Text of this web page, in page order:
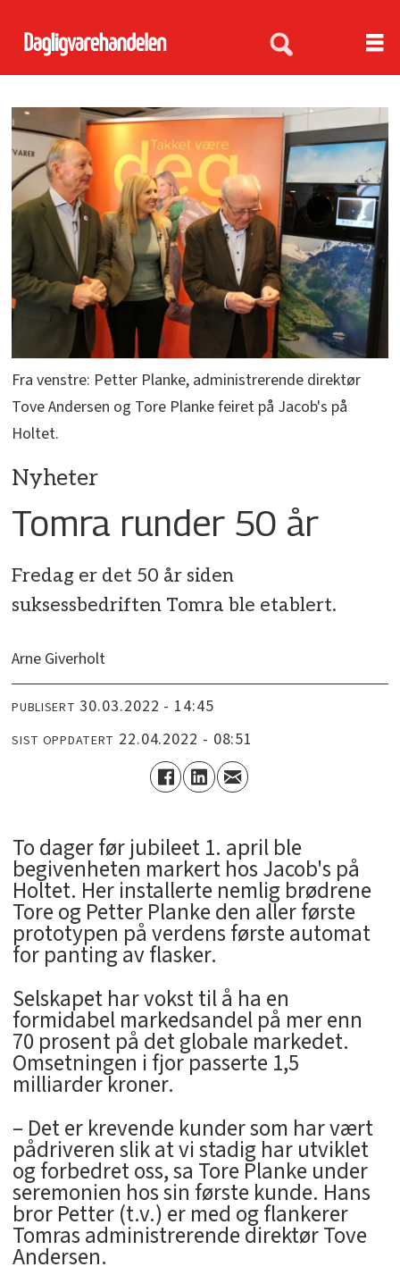
Fra venstre: Petter Planke, administrerende direktør
Tove Andersen og Tore Planke feiret på Jacob's på
Holtet.
Nyheter
Tomra runder 50 år
Fredag er det 50 år siden
suksessbedriften Tomra ble etablert.
Arne Giverholt
PUBLISERT 30.03.2022 - 14:45
SIST OPPDATERT 22.04.2022 - 08:51
To dager før jubileet 1. april ble
begivenheten markert hos Jacob's på
Holtet. Her installerte nemlig brødrene
Tore og Petter Planke den aller første
prototypen på verdens første automat
for panting av flasker.
Selskapet har vokst til å ha en
formidabel markedsandel på mer enn
70 prosent på det globale markedet.
Omsetningen i fjor passerte 1,5
milliarder kroner.
– Det er krevende kunder som har vært
pådriveren slik at vi stadig har utviklet
og forbedret oss, sa Tore Planke under
seremonien hos sin første kunde. Hans
bror Petter (t.v.) er med og flankerer
Tomras administrerende direktør Tove
Andersen.